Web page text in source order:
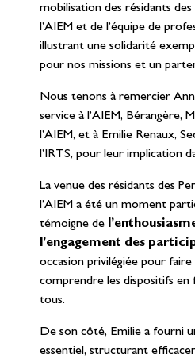
mobilisation des résidants des
l’AIEM et de l’équipe de
illustrant une solidarité
pour nos missions et un
Nous tenons à remercier
service à l’AIEM, Bérangère,
l’AIEM, et à Emilie Renaux,
l’IRTS, pour leur implication
La venue des résidants des
l’AIEM a été un moment
témoigne de
l’engagement des
occasion privilégiée pour
comprendre les dispositifs en
tous.
De son côté, Emilie a fourni
essentiel, structurant